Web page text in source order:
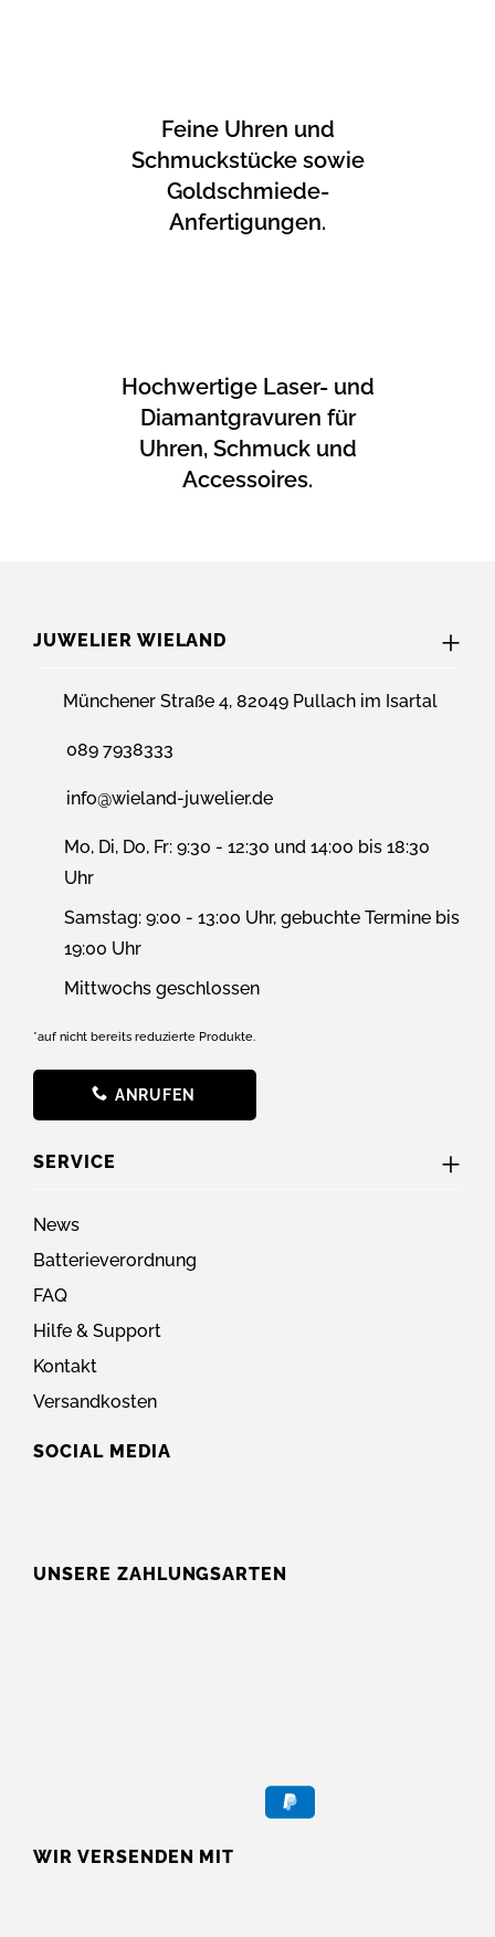
Feine Uhren und
Schmuckstücke sowie
Goldschmiede-
Anfertigungen.
Hochwertige Laser- und
Diamantgravuren für
Uhren, Schmuck und
Accessoires.
JUWELIER WIELAND
Münchener Straße 4, 82049 Pullach im Isartal
089 7938333
info@wieland-juwelier.de
Mo, Di, Do, Fr: 9:30 - 12:30 und 14:00 bis 18:30
Uhr
Samstag: 9:00 - 13:00 Uhr, gebuchte Termine bis
19:00 Uhr
Mittwochs geschlossen
*auf nicht bereits reduzierte Produkte.
ANRUFEN
SERVICE
News
Batterieverordnung
FAQ
Hilfe & Support
Kontakt
Versandkosten
SOCIAL MEDIA
UNSERE ZAHLUNGSARTEN
WIR VERSENDEN MIT